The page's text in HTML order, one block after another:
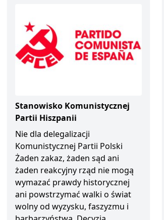
Stanowisko Komunistycznej
Partii Hiszpanii
Nie dla delegalizacji
Komunistycznej Partii Polski
Żaden zakaz, żaden sąd ani
żaden reakcyjny rząd nie mogą
wymazać prawdy historycznej
ani powstrzymać walki o świat
wolny od wyzysku, faszyzmu i